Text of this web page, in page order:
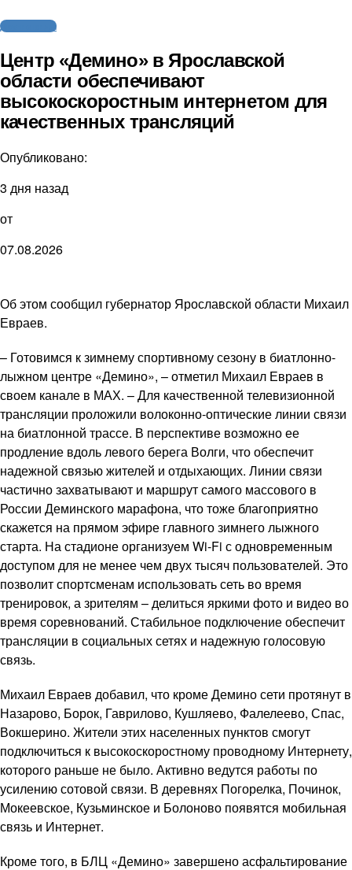
Другие виды
Центр «Демино» в Ярославской
области обеспечивают
высокоскоростным интернетом для
качественных трансляций
Опубликовано:
3 дня назад
от
07.08.2026
Об этом сообщил губернатор Ярославской области Михаил
Евраев.
– Готовимся к зимнему спортивному сезону в биатлонно-
лыжном центре «Демино», – отметил Михаил Евраев в
своем канале в МАХ. – Для качественной телевизионной
трансляции проложили волоконно-оптические линии связи
на биатлонной трассе. В перспективе возможно ее
продление вдоль левого берега Волги, что обеспечит
надежной связью жителей и отдыхающих. Линии связи
частично захватывают и маршрут самого массового в
России Деминского марафона, что тоже благоприятно
скажется на прямом эфире главного зимнего лыжного
старта. На стадионе организуем Wi-Fi с одновременным
доступом для не менее чем двух тысяч пользователей. Это
позволит спортсменам использовать сеть во время
тренировок, а зрителям – делиться яркими фото и видео во
время соревнований. Стабильное подключение обеспечит
трансляции в социальных сетях и надежную голосовую
связь.
Михаил Евраев добавил, что кроме Демино сети протянут в
Назарово, Борок, Гаврилово, Кушляево, Фалелеево, Спас,
Вокшерино. Жители этих населенных пунктов смогут
подключиться к высокоскоростному проводному Интернету,
которого раньше не было. Активно ведутся работы по
усилению сотовой связи. В деревнях Погорелка, Починок,
Мокеевское, Кузьминское и Болоново появятся мобильная
связь и Интернет.
Кроме того, в БЛЦ «Демино» завершено асфальтирование